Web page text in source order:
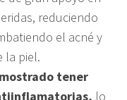
reduciendo
el acné y
la piel.
tener
lo